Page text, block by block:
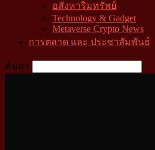
อสังหาริมทรัพย์
Technology & Gadget
Metaverse Crypto News
การตลาด และ ประชาสัมพันธ์
ค้นหา